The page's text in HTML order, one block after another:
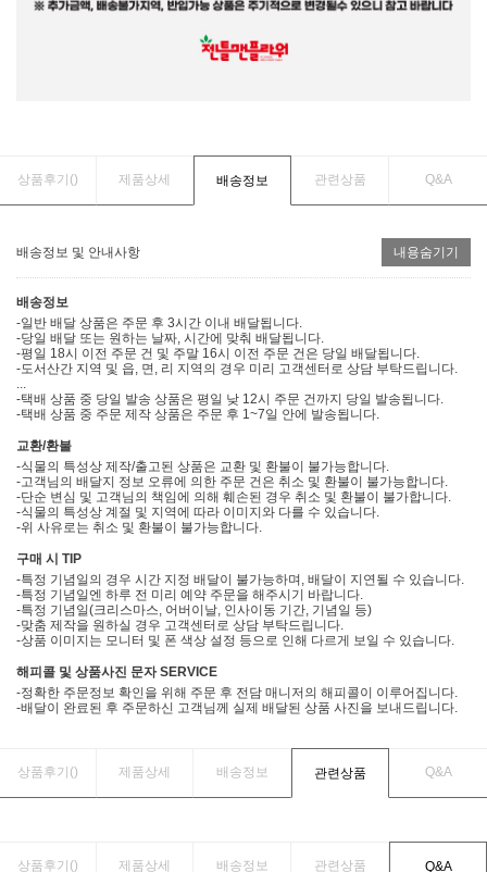
상품후기() 제품상세 배송정보 관련상품 Q&A
배송정보 및 안내사항 내용숨기기
배송정보
-일반 배달 상품은 주문 후 3시간 이내 배달됩니다.
-당일 배달 또는 원하는 날짜, 시간에 맞춰 배달됩니다.
-평일 18시 이전 주문 건 및 주말 16시 이전 주문 건은 당일 배달됩니다.
-도서산간 지역 및 읍, 면, 리 지역의 경우 미리 고객센터로 상담 부탁드립니다.
...
-택배 상품 중 당일 발송 상품은 평일 낮 12시 주문 건까지 당일 발송됩니다.
-택배 상품 중 주문 제작 상품은 주문 후 1~7일 안에 발송됩니다.
교환/환불
-식물의 특성상 제작/출고된 상품은 교환 및 환불이 불가능합니다.
-고객님의 배달지 정보 오류에 의한 주문 건은 취소 및 환불이 불가능합니다.
-단순 변심 및 고객님의 책임에 의해 훼손된 경우 취소 및 환불이 불가합니다.
-식물의 특성상 계절 및 지역에 따라 이미지와 다를 수 있습니다.
-위 사유로는 취소 및 환불이 불가능합니다.
구매 시 TIP
-특정 기념일의 경우 시간 지정 배달이 불가능하며, 배달이 지연될 수 있습니다.
-특정 기념일엔 하루 전 미리 예약 주문을 해주시기 바랍니다.
-특정 기념일(크리스마스, 어버이날, 인사이동 기간, 기념일 등)
-맞춤 제작을 원하실 경우 고객센터로 상담 부탁드립니다.
-상품 이미지는 모니터 및 폰 색상 설정 등으로 인해 다르게 보일 수 있습니다.
해피콜 및 상품사진 문자 SERVICE
-정확한 주문정보 확인을 위해 주문 후 전담 매니저의 해피콜이 이루어집니다.
-배달이 완료된 후 주문하신 고객님께 실제 배달된 상품 사진을 보내드립니다.
상품후기() 제품상세 배송정보 관련상품 Q&A
상품후기() 제품상세 배송정보 관련상품 Q&A